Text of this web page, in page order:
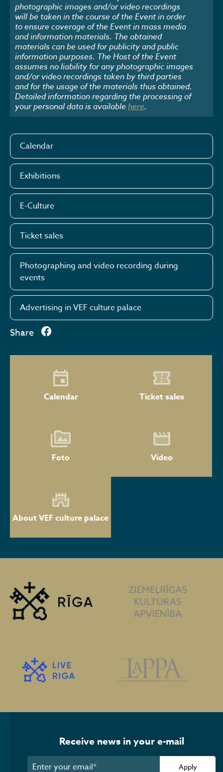
photographic images and/or video recordings
will be taken in the course of the Event in order
to ensure coverage of the Event in mass media
and information materials. The obtained
materials can be used for publicity and public
information purposes. The Host of the Event
assumes no liability for any photographic images
and/or video recordings taken by third parties
and for the usage of the materials thus obtained.
Detailed information regarding the processing of
your personal data is availablehere.
Calendar
Exhibitions
E-Culture
Ticket sales
Photographing and video recording during
events
Advertising in VEF culture palace
Share
Calendar Ticket sales
Foto Video
About VEF culture palace
Receive news in your e-mail
Apply